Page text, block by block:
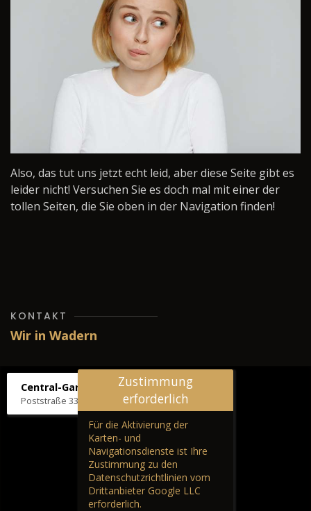
Also, das tut uns jetzt echt leid, aber diese Seite gibt es
leider nicht! Versuchen Sie es doch mal mit einer der
tollen Seiten, die Sie oben in der Navigation finden!
KONTAKT
Wir in Wadern
Central-Garage H. Wilhelm
Poststraße 33, 66687 Wadern
Zustimmung
erforderlich
Für die Aktivierung der
Karten- und
Navigationsdienste ist Ihre
Zustimmung zu den
Datenschutzrichtlinien vom
Drittanbieter Google LLC
erforderlich.